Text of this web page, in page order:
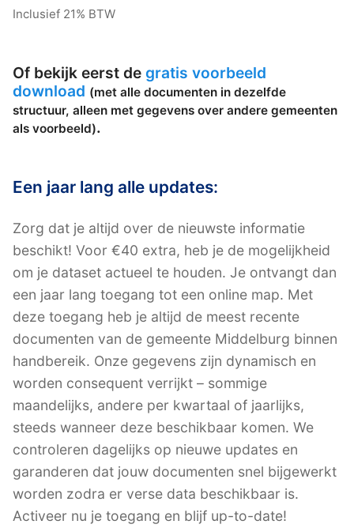
Inclusief 21% BTW
Of bekijk eerst de gratis voorbeeld
download (met alle documenten in dezelfde
structuur, alleen met gegevens over andere gemeenten
als voorbeeld).
Een jaar lang alle updates:
Zorg dat je altijd over de nieuwste informatie
beschikt! Voor €40 extra, heb je de mogelijkheid
om je dataset actueel te houden. Je ontvangt dan
een jaar lang toegang tot een online map. Met
deze toegang heb je altijd de meest recente
documenten van de gemeente Middelburg binnen
handbereik. Onze gegevens zijn dynamisch en
worden consequent verrijkt – sommige
maandelijks, andere per kwartaal of jaarlijks,
steeds wanneer deze beschikbaar komen. We
controleren dagelijks op nieuwe updates en
garanderen dat jouw documenten snel bijgewerkt
worden zodra er verse data beschikbaar is.
Activeer nu je toegang en blijf up-to-date!